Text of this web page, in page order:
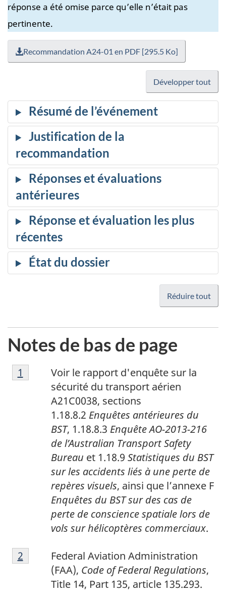
réponse a été omise parce qu’elle n’était pas
pertinente.
Recommandation A24-01 en PDF [295.5 Ko]
Développer tout
Réduire tout
Notes de bas de page
1
Voir le rapport d'enquête sur la
sécurité du transport aérien
A21C0038, sections
1.18.8.2 Enquêtes antérieures du
BST, 1.18.8.3 Enquête AO-2013-216
de l’Australian Transport Safety
Bureau et 1.18.9 Statistiques du BST
sur les accidents liés à une perte de
repères visuels, ainsi que l’annexe F
Enquêtes du BST sur des cas de
perte de conscience spatiale lors de
vols sur hélicoptères commerciaux.
Return to footnote
1 referrer
2
Federal Aviation Administration
(FAA), Code of Federal Regulations,
Title 14, Part 135, article 135.293.
Return to footnote
2 referrer